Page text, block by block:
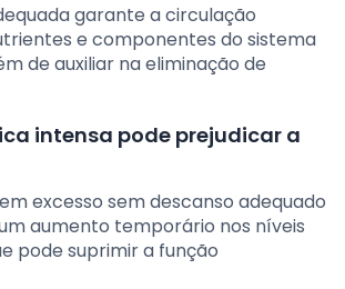
garante a circulação
e componentes do sistema
de auxiliar na eliminação de
intensa pode prejudicar a
excesso sem descanso adequado
aumento temporário nos níveis
pode suprimir a função